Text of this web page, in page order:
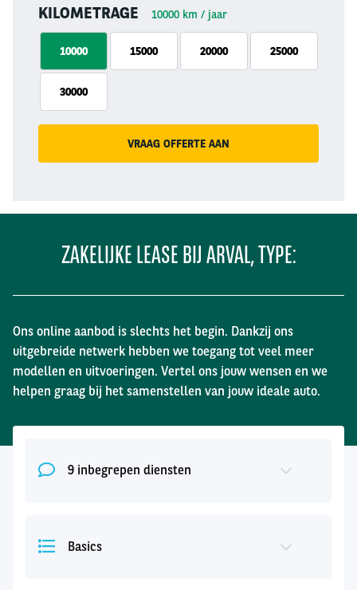
KILOMETRAGE 10000 km / jaar
10000 15000 20000 25000
30000
VRAAG OFFERTE AAN
ZAKELIJKE LEASE BIJ ARVAL, TYPE:
Ons online aanbod is slechts het begin. Dankzij ons
uitgebreide netwerk hebben we toegang tot veel meer
modellen en uitvoeringen. Vertel ons jouw wensen en we
helpen graag bij het samenstellen van jouw ideale auto.
9 inbegrepen diensten
Basics